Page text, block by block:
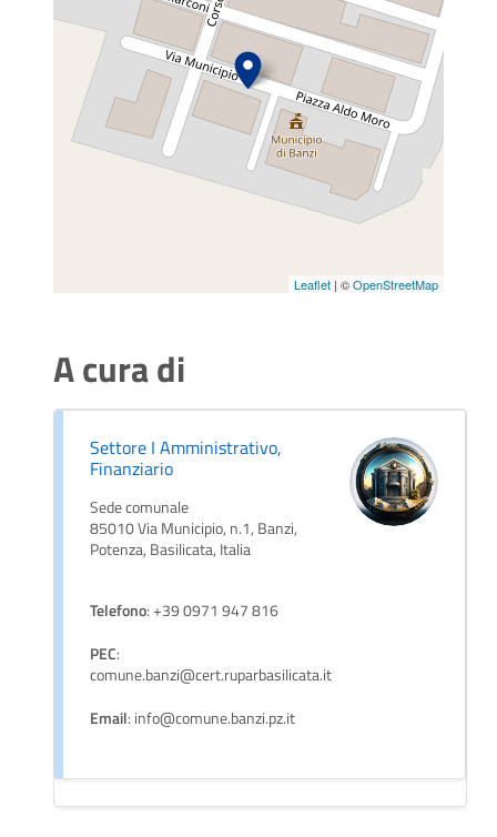
Leaflet | ©OpenStreetMap
A cura di
Settore I Amministrativo,
Finanziario
Sede comunale
85010 Via Municipio, n.1, Banzi,
Potenza, Basilicata, Italia
Telefono: +39 0971 947 816
PEC:
comune.banzi@cert.ruparbasilicata.it
Email: info@comune.banzi.pz.it